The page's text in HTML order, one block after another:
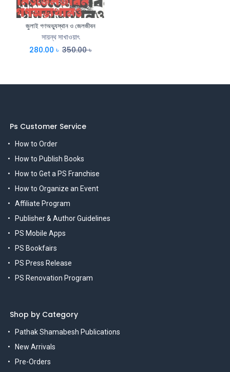
জুলাই গণঅভ্যুস্থান ও জেলজীবন
সায়ন্থ সাখাওয়াৎ
280.00 ৳ 350.00৳
Ps Customer Service
How to Order
How to Publish Books
How to Get a PS Franchise
How to Organize an Event
Affiliate Program
Publisher & Author Guidelines
PS Mobile Apps
PS Bookfairs
PS Press Release
PS Renovation Program
Shop by Category
Pathak Shamabesh Publications
New Arrivals
Pre-Orders